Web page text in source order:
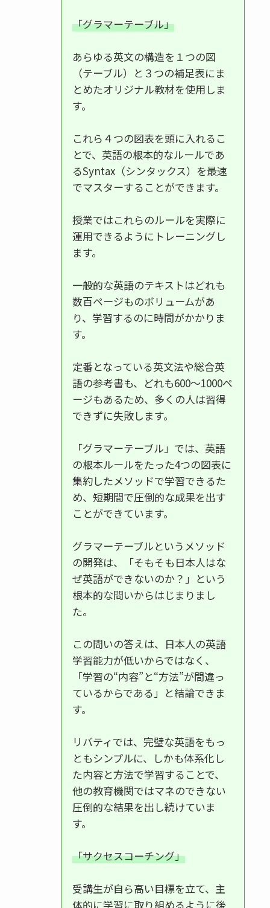
「グラマーテーブル」
あらゆる英文の構造を１つの図
（テーブル）と３つの補足表にま
とめたオリジナル教材を使用しま
す。
これら４つの図表を頭に入れるこ
とで、英語の根本的なルールであ
るSyntax（シンタックス）を最速
でマスターすることができます。
授業ではこれらのルールを実際に
運用できるようにトレーニングし
ます。
一般的な英語のテキストはどれも
数百ページものボリュームがあ
り、学習するのに時間がかかりま
す。
定番となっている英文法や総合英
語の参考書も、どれも600〜1000ペ
ージもあるため、多くの人は習得
できずに失敗します。
「グラマーテーブル」では、英語
の根本ルールをたった4つの図表に
集約したメソッドで学習できるた
め、短期間で圧倒的な成果を出す
ことができています。
グラマーテーブルというメソッド
の開発は、「そもそも日本人はな
ぜ英語ができないのか？」という
根本的な問いからはじまりまし
た。
この問いの答えは、日本人の英語
学習能力が低いからではなく、
「学習の“内容”と“方法”が間違っ
ているからである」と結論できま
す。
リバティでは、完璧な英語をもっ
ともシンプルに、しかも体系化し
た内容と方法で学習することで、
他の教育機関ではマネのできない
圧倒的な結果を出し続けていま
す。
「サクセスコーチング」
受講生が自ら高い目標を立て、主
体的に学習に取り組めるように後